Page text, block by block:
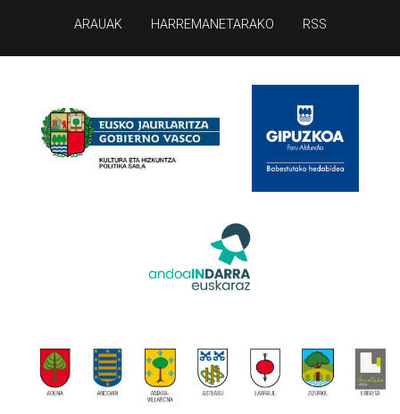
ARAUAK HARREMANETARAKO RSS